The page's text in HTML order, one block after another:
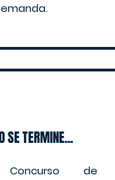
SE TERMINE...
Concurso de